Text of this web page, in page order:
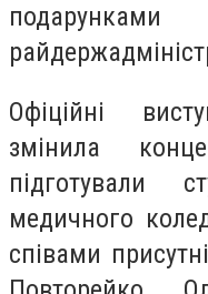
Офіційні
змінила
підготували
медичного
співами